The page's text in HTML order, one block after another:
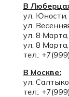
В
ул. Юности,
ул.
ул. 8
ул. 8
тел.:
В Москве:
ул.
тел.: